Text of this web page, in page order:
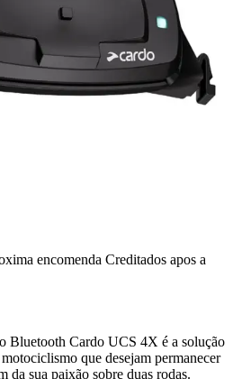
encomenda Creditados apos a
Bluetooth Cardo UCS 4X é a solução
que desejam permanecer
da sua paixão sobre duas rodas.